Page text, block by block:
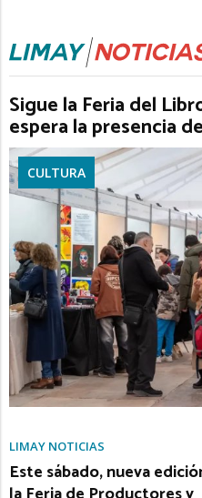
Sigue la Feria del
espera la presencia
CULTURA
LIMAY NOTICIAS
Este sábado, nueva